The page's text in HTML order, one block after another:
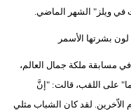
في ويلز" الشهر الماضي.
مسابقة ملكة جمال العالم،
على اللقب، قالت: "إنَّ
الاّخرين. لقد كان الشباب مثلي